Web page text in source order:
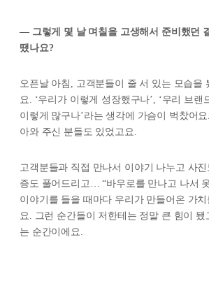
— 그렇게 몇 날 며칠을 고생해서 준비했던
땠나요?
오픈날 아침, 고객분들이 줄 서 있는 모습을
요. ‘우리가 이렇게 성장했구나’, ‘우리 브
이렇게 많구나’라는 생각에 가슴이 벅찼어
아와 주신 분들도 있었고요.
고객분들과 직접 만나서 이야기 나누고 사
증도 풀어드리고… “바우로를 만나고 나서
이야기를 들을 때마다 우리가 만들어온 가
요. 그런 순간들이 저한테는 정말 큰 힘이
는 순간이에요.